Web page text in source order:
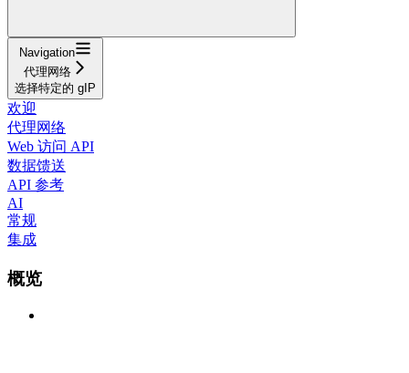
Navigation
代理网络
选择特定的 gIP
欢迎
代理网络
Web 访问 API
数据馈送
API 参考
AI
常规
集成
概览